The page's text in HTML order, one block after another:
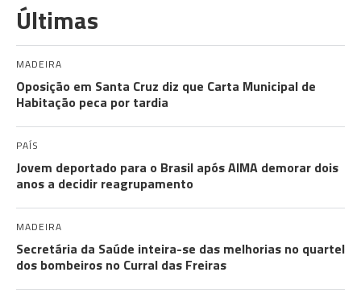
Últimas
MADEIRA
Oposição em Santa Cruz diz que Carta Municipal de
Habitação peca por tardia
PAÍS
Jovem deportado para o Brasil após AIMA demorar dois
anos a decidir reagrupamento
MADEIRA
Secretária da Saúde inteira-se das melhorias no quartel
dos bombeiros no Curral das Freiras